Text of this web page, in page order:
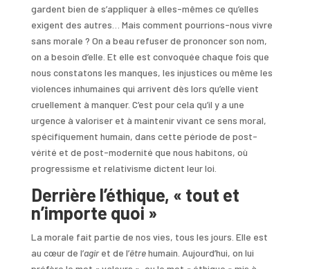
gardent bien de s’appliquer à elles-mêmes ce qu’elles
exigent des autres… Mais comment pourrions-nous vivre
sans morale ? On a beau refuser de prononcer son nom,
on a besoin d’elle. Et elle est convoquée chaque fois que
nous constatons les manques, les injustices ou même les
violences inhumaines qui arrivent dès lors qu’elle vient
cruellement à manquer. C’est pour cela qu’il y a une
urgence à valoriser et à maintenir vivant ce sens moral,
spécifiquement humain, dans cette période de post-
vérité et de post-modernité que nous habitons, où
progressisme et relativisme dictent leur loi.
Derrière l’éthique, « tout et
n’importe quoi »
La morale fait partie de nos vies, tous les jours. Elle est
au cœur de l’agiret de l’êtrehumain. Aujourd’hui, on lui